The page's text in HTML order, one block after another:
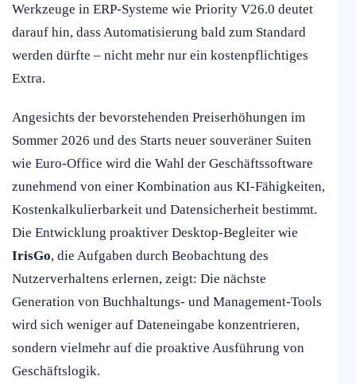
Werkzeuge in ERP-Systeme wie Priority V26.0 deutet
darauf hin, dass Automatisierung bald zum Standard
werden dürfte – nicht mehr nur ein kostenpflichtiges
Extra.
Angesichts der bevorstehenden Preiserhöhungen im
Sommer 2026 und des Starts neuer souveräner Suiten
wie Euro-Office wird die Wahl der Geschäftssoftware
zunehmend von einer Kombination aus KI-Fähigkeiten,
Kostenkalkulierbarkeit und Datensicherheit bestimmt.
Die Entwicklung proaktiver Desktop-Begleiter wie
IrisGo, die Aufgaben durch Beobachtung des
Nutzerverhaltens erlernen, zeigt: Die nächste
Generation von Buchhaltungs- und Management-Tools
wird sich weniger auf Dateneingabe konzentrieren,
sondern vielmehr auf die proaktive Ausführung von
Geschäftslogik.